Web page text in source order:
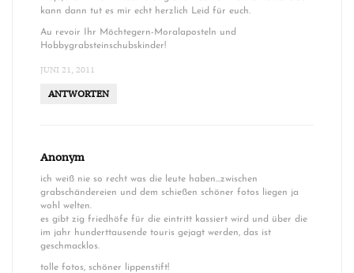
kann dann tut es mir echt herzlich Leid für euch.
Au revoir Ihr Möchtegern-Moralaposteln und
Hobbygrabsteinschubskinder!
JUNI 21, 2011
ANTWORTEN
Anonym
ich weiß nie so recht was die leute haben…zwischen
grabschändereien und dem schießen schöner fotos liegen ja
wohl welten.
es gibt zig friedhöfe für die eintritt kassiert wird und über die
im jahr hunderttausende touris gejagt werden, das ist
geschmacklos.
tolle fotos, schöner lippenstift!